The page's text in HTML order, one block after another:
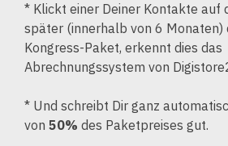
* Klickt einer Deiner Kontakte auf
später (innerhalb von 6 Monaten)
Kongress-Paket, erkennt dies das
Abrechnungssystem von
* Und schreibt Dir ganz
von 50% des Paketpreises gut.